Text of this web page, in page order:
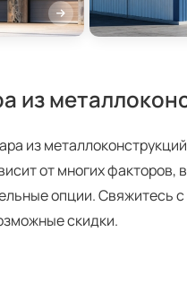
из
из
от многих факторов,
опции. Свяжитесь
скидки.